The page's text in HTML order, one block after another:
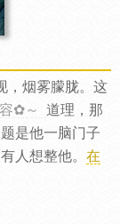
，烟雾朦胧。这
✿～
道理，那
是他一脑门子
人想整他。 在